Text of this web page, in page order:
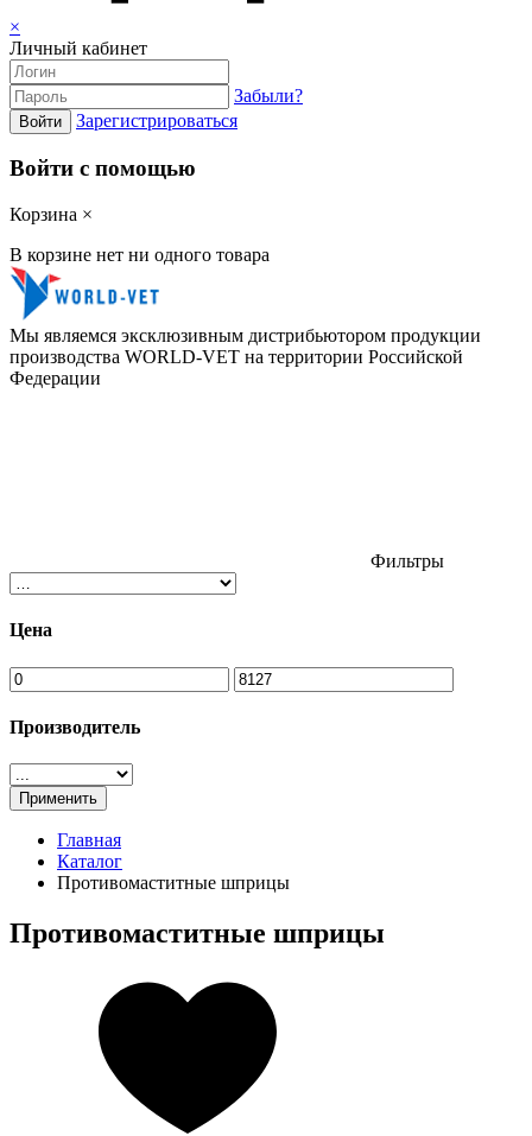
×
Личный кабинет
Забыли?
Войти Зарегистрироваться
Войти с помощью
Корзина ×
В корзине нет ни одного товара
Мы являемся эксклюзивным дистрибьютором продукции
производства WORLD-VET на территории Российской
Федерации
Фильтры
Цена
Производитель
Применить
Главная
Каталог
Противомаститные шприцы
Противомаститные шприцы